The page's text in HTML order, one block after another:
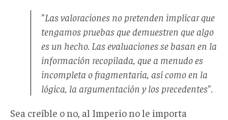
"Las valoraciones no pretenden implicar que
tengamos pruebas que demuestren que algo
es un hecho. Las evaluaciones se basan en la
información recopilada, que a menudo es
incompleta o fragmentaria, así como en la
lógica, la argumentación y los precedentes".
Sea creíble o no, al Imperio no le importa